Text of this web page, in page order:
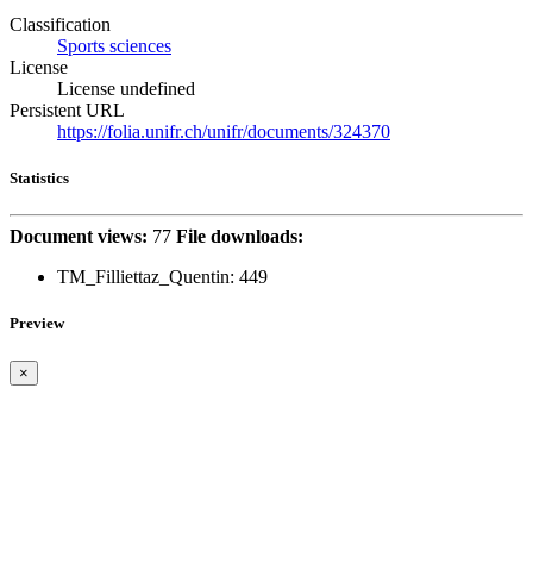
Classification
Sports sciences
License
License undefined
Persistent URL
https://folia.unifr.ch/unifr/documents/324370
Statistics
Document views: 77 File downloads:
TM_Filliettaz_Quentin: 449
Preview
×